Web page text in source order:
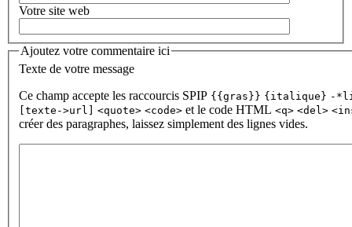
Votre site web
Ajoutez votre commentaire ici
Texte de votre message
Ce champ accepte les raccourcis SPIP {{gras}} {italique} -
[texte->url]
<quote> <code> et le code HTML <q> <del>
créer des paragraphes, laissez simplement des lignes vides.